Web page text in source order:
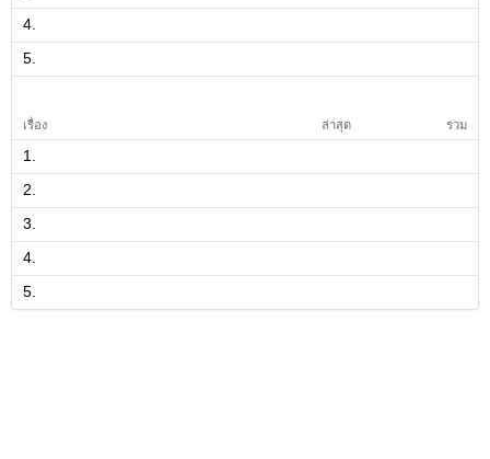
4.
5.
เรื่อง ล่าสุด รวม
1.
2.
3.
4.
5.